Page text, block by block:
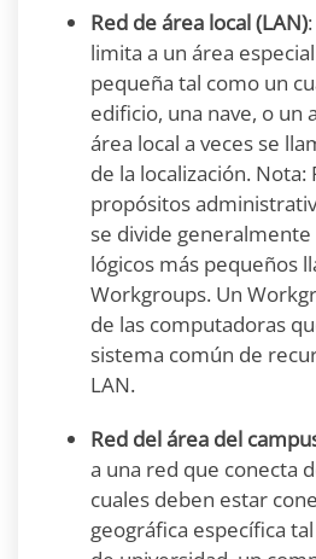
Red de área local (LAN)
limita a un área
pequeña tal como un
edificio, una nave, o un
área local a veces se
de la localización. Nota:
propósitos
se divide
lógicos más pequeños
Workgroups. Un
de las computadoras
sistema común de
LAN.
Red del área del
a una red que conecta
cuales deben estar
geográfica específica